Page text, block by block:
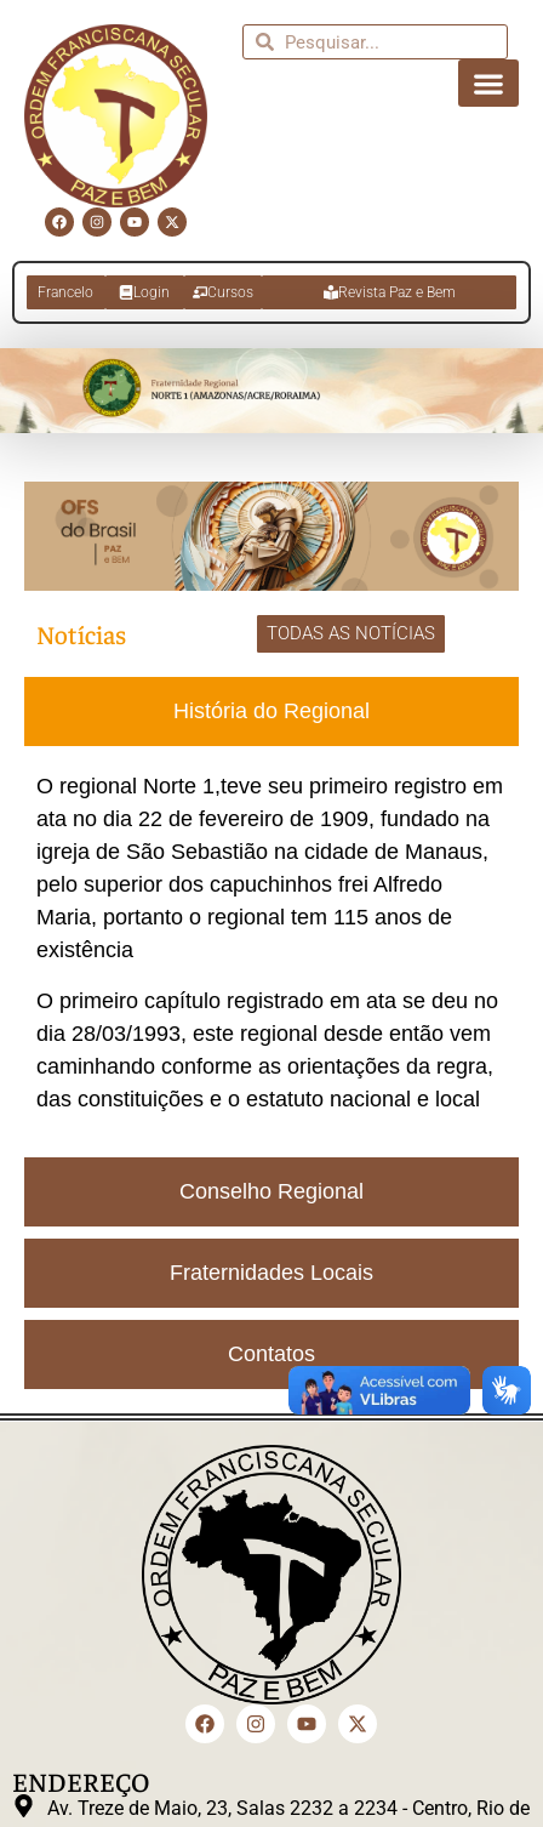
Francelo Login Cursos Revista Paz e Bem
Notícias TODAS AS NOTÍCIAS
História do Regional
Conselho Regional
Fraternidades Locais
Contatos
O regional Norte 1,teve seu primeiro registro em
ata no dia 22 de fevereiro de 1909, fundado na
igreja de São Sebastião na cidade de Manaus,
pelo superior dos capuchinhos frei Alfredo
Maria, portanto o regional tem 115 anos de
existência
O primeiro capítulo registrado em ata se deu no
dia 28/03/1993, este regional desde então vem
caminhando conforme as orientações da regra,
das constituições e o estatuto nacional e local
ENDEREÇO
Av. Treze de Maio, 23, Salas 2232 a 2234 - Centro, Rio de